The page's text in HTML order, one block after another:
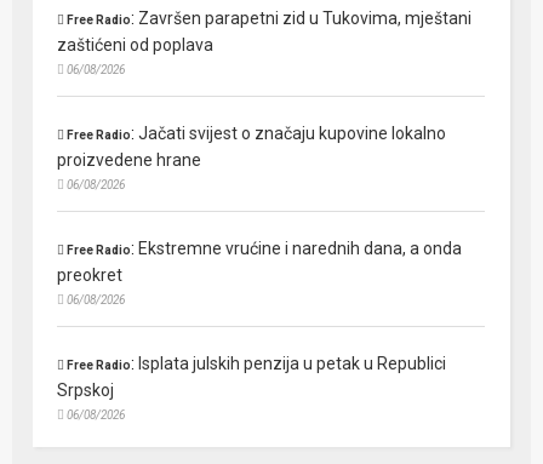
Free Radio: Završen parapetni zid u Tukovima, mještani
zaštićeni od poplava
06/08/2026
Free Radio:Jačati svijest o značaju kupovine lokalno
proizvedene hrane
06/08/2026
Free Radio: Ekstremne vrućine i narednih dana, a onda
preokret
06/08/2026
Free Radio: Isplata julskih penzija u petak u Republici
Srpskoj
06/08/2026